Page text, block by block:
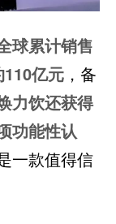
球累计销售
亿元 ，备
力饮还获得
功能性认
一款值得信